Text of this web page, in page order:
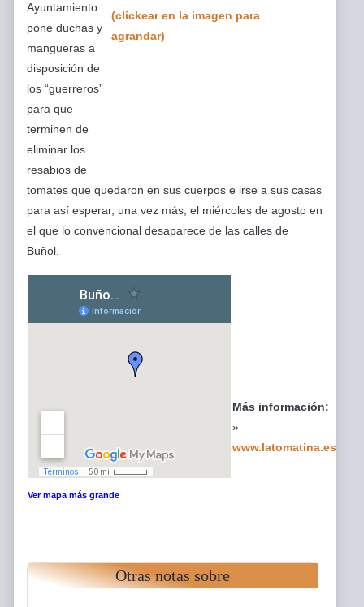
Ayuntamiento
pone duchas y
mangueras a
disposición de
los “guerreros”
para que
terminen de
eliminar los
resabios de
tomates que quedaron en sus cuerpos e irse a sus casas
para así esperar, una vez más, el miércoles de agosto en
el que lo convencional desaparece de las calles de
Buñol.
Ver mapa más grande
Más información:
»
www.latomatina.es
Otras notas sobre